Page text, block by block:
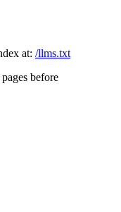
at: /llms.txt
before